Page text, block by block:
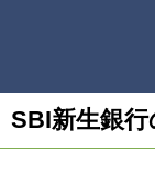
SBI新生銀